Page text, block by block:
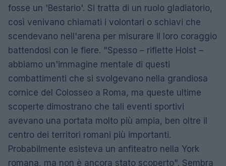
fosse un 'Bestario'. Si tratta di un ruolo gladiatorio,
così venivano chiamati i volontari o schiavi che
scendevano nell'arena per misurare il loro coraggio
battendosi con le fiere. "Spesso – riflette Holst –
abbiamo un'immagine mentale di questi
combattimenti che si svolgevano nella grandiosa
cornice del Colosseo a Roma, ma queste ultime
scoperte dimostrano che tali eventi sportivi
avevano una portata molto più ampia, ben oltre il
centro dei territori romani più importanti.
Probabilmente esisteva un anfiteatro nella York
romana, ma non è ancora stato scoperto". Sembra